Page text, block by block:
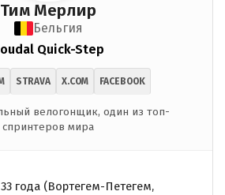
Тим Мерлир
Бельгия
Quick-Step
STRAVA X.COM FACEBOOK
велогонщик, один из топ-
спринтеров мира
года (Вортегем-Петегем,